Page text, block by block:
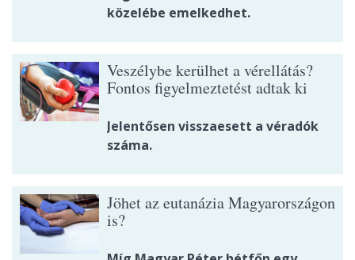
közelébe emelkedhet.
Veszélybe kerülhet a vérellátás?
Fontos figyelmeztetést adtak ki
Jelentősen visszaesett a véradók
száma.
Jöhet az eutanázia Magyarországon
is?